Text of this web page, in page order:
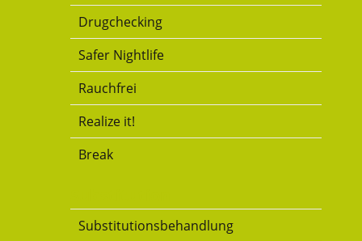
Drugchecking
Safer Nightlife
Rauchfrei
Realize it!
Break
Substitutionsbehandlung